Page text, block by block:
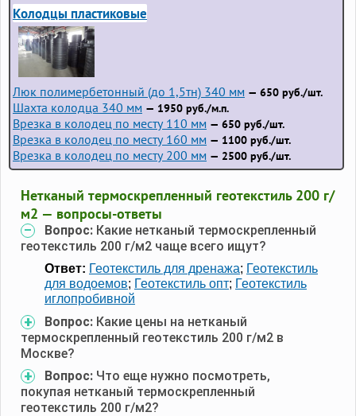
Колодцы пластиковые
Люк полимербетонный (до 1,5тн) 340 мм — 650 руб./шт.
Шахта колодца 340 мм — 1950 руб./м.п.
Врезка в колодец по месту 110 мм — 650 руб./шт.
Врезка в колодец по месту 160 мм — 1100 руб./шт.
Врезка в колодец по месту 200 мм — 2500 руб./шт.
Нетканый термоскрепленный геотекстиль 200 г/
м2 — вопросы-ответы
Вопрос: Какие нетканый термоскрепленный
геотекстиль 200 г/м2 чаще всего ищут?
Ответ: Геотекстиль для дренажа; Геотекстиль
для водоемов; Геотекстиль опт; Геотекстиль
иглопробивной
Вопрос: Какие цены на нетканый
термоскрепленный геотекстиль 200 г/м2 в
Москве?
Вопрос: Что еще нужно посмотреть,
покупая нетканый термоскрепленный
геотекстиль 200 г/м2?